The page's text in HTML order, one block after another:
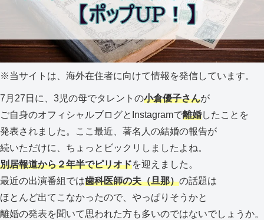
※当サイトは、海外在住者に向けて情報を発信しています。
7月27日に、3児の母でタレントの小倉優子さんが
ご自身のオフィシャルブログとInstagramで離婚したことを
発表されました。ここ最近、著名人の結婚の報告が
続いただけに、ちょっとビックリしましたよね。
別居報道から２年半でピリオドを迎えました。
最近の出演番組では歯科医師の夫（旦那）の話題は
ほとんど出てこなかったので、やっぱりそうかと
離婚の発表を聞いて思われた方も多いのではないでしょうか。